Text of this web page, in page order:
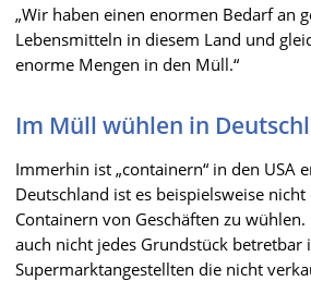
„Wir haben einen enormen Bedarf an
Lebensmitteln in diesem Land und
enorme Mengen in den Müll.“
Im Müll wühlen in
Immerhin ist „containern“ in den USA
Deutschland ist es beispielsweise
Containern von Geschäften zu
auch nicht jedes Grundstück betretbar
Supermarktangestellten die nicht